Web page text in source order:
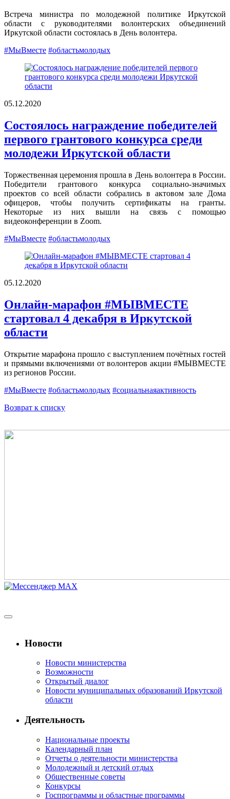
Встреча министра по молодежной политике Иркутской
области с руководителями волонтерских объединений
Иркутской области состоялась в День волонтера.
#МыВместе #областьмолодых
05.12.2020
Состоялось награждение победителей
первого грантового конкурса среди
молодежи Иркутской области
Торжественная церемония прошла в День волонтера в России.
Победители грантового конкурса социально-значимых
проектов со всей области собрались в актовом зале Дома
офицеров, чтобы получить сертификаты на гранты.
Некоторые из них вышли на связь с помощью
видеоконференции в Zoom.
#МыВместе #областьмолодых
05.12.2020
Онлайн-марафон #МЫВМЕСТЕ
стартовал 4 декабря в Иркутской
области
Открытие марафона прошло с выступлением почётных гостей
и прямыми включениями от волонтеров акции #МЫВМЕСТЕ
из регионов России.
#МыВместе #областьмолодых #социальнаяактивность
Возврат к списку
Новости
Новости министерства
Возможности
Открытый диалог
Новости муниципальных образований Иркутской
области
Деятельность
Национальные проекты
Календарный план
Отчеты о деятельности министерства
Молодежный и детский отдых
Общественные советы
Конкурсы
Госпрограммы и областные программы